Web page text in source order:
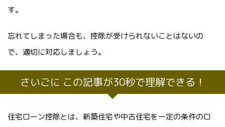
す。
忘れてしまった場合も、控除が受けられないことはないの
で、適切に対応しましょう。
さいごに この記事が30秒で理解できる！
住宅ローン控除とは、新築住宅や中古住宅を一定の条件のロ